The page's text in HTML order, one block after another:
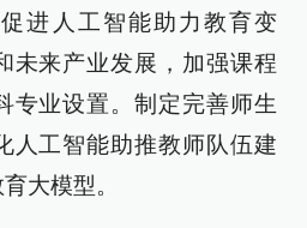
进人工智能助力教育变
未来产业发展，加强课程
专业设置。制定完善师生
人工智能助推教师队伍建
大模型。